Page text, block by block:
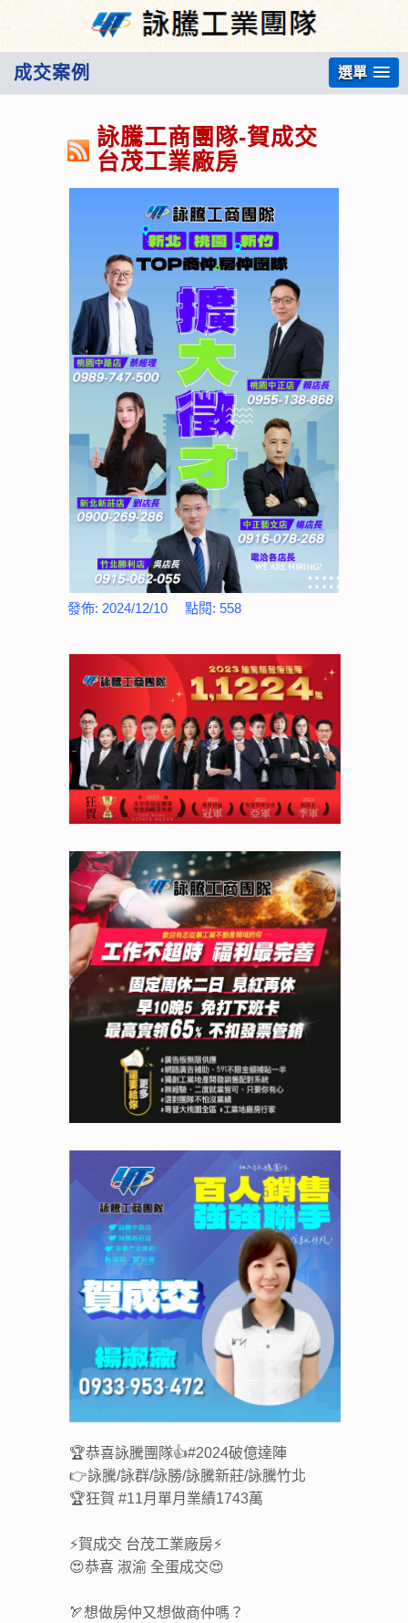
成交案例 選單
詠騰工商團隊-賀成交
台茂工業廠房
發佈: 2024/12/10 點閱: 558
🏆恭喜詠騰團隊👍#2024破億達陣
👉詠騰/詠群/詠勝/詠騰新莊/詠騰竹北
🏆狂賀 #11月單月業績1743萬
⚡️賀成交 台茂工業廠房⚡️
😍恭喜 淑渝 全蛋成交😍
🏹想做房仲又想做商仲嗎？